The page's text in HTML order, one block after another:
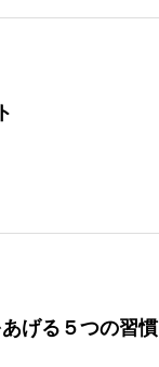
げる５つの習慣